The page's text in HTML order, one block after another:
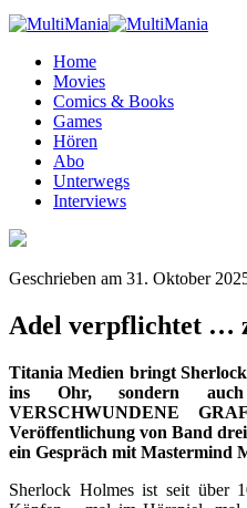
Home
Movies
Comics & Books
Games
Hören
Abo
Unterwegs
Interviews
Geschrieben am 31. Oktober
Adel verpflichtet …
Titania Medien bringt
ins Ohr, sondern
VERSCHWUNDENE
Veröffentlichung von Band
ein Gespräch mit Mastermind
Sherlock Holmes ist seit über